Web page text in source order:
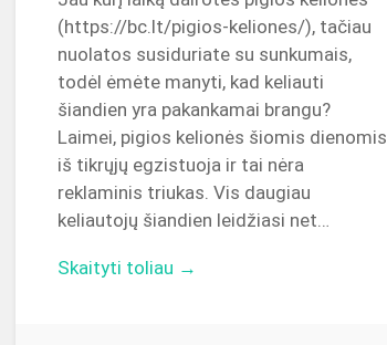
(https://bc.lt/pigios-keliones/), tačiau
nuolatos susiduriate su sunkumais,
todėl ėmėte manyti, kad keliauti
šiandien yra pakankamai brangu?
Laimei, pigios kelionės šiomis dienomis
iš tikrųjų egzistuoja ir tai nėra
reklaminis triukas. Vis daugiau
keliautojų šiandien leidžiasi net…
Skaityti toliau →